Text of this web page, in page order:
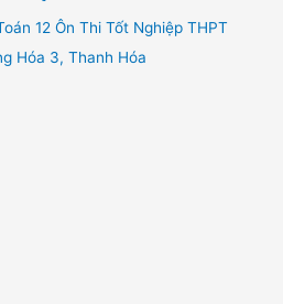
12 Ôn Thi Tốt Nghiệp THPT
Hóa 3, Thanh Hóa